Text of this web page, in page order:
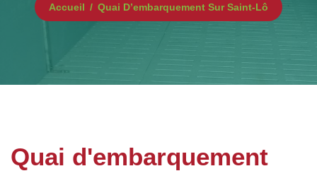
Accueil Quai D’embarquement Sur Saint-Lô
Quai d'embarquement